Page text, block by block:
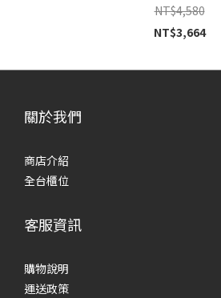
NT$4,580
NT$3,664
關於我們
商店介紹
全台櫃位
客服資訊
購物說明
運送政策